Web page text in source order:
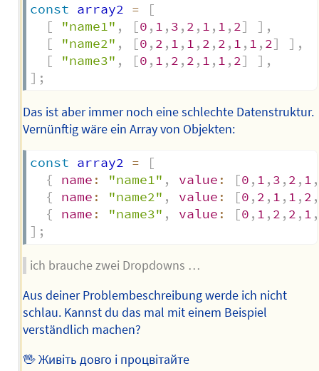
const array2 =
[
[
"name1" , [0 , 1 , 3 , 2 , 1 , 1 , 2] ] ,
[
"name2" , [0 , 2 , 1 , 1 , 2 , 2 , 1 , 1 , 2] ] ,
[
"name3" , [0 , 1 , 2 , 2 , 1 , 1 , 2] ] ,
] ;
Das ist aber immer noch eine schlechte Datenstruktur.
Vernünftig wäre ein Array von Objekten:
const array2 =
[
{
name : "name1" , value : [0 , 1 , 3 , 2 , 1 ,
{
name : "name2" , value : [0 , 2 , 1 , 1 , 2 ,
{
name : "name3" , value : [0 , 1 , 2 , 2 , 1 ,
] ;
ich brauche zwei Dropdowns …
Aus deiner Problembeschreibung werde ich nicht
schlau. Kannst du das mal mit einem Beispiel
verständlich machen?
🖖 Живіть довго і процвітайте